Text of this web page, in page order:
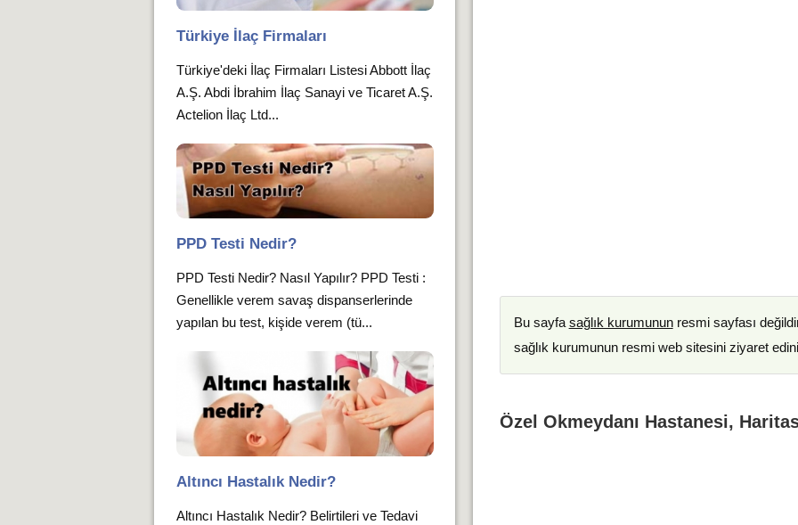
Bu sayfa sağlık kurumununresmi sayfası
sağlık kurumunun resmi web sitesini ziyaret
Özel Okmeydanı Hastanesi,
Türkiye İlaç Firmaları
Türkiye'deki İlaç Firmaları Listesi Abbott İlaç
A.Ş. Abdi İbrahim İlaç Sanayi ve Ticaret A.Ş.
Actelion İlaç Ltd...
PPD Testi Nedir?
PPD Testi Nedir? Nasıl Yapılır? PPD Testi :
Genellikle verem savaş dispanserlerinde
yapılan bu test, kişide verem (tü...
Altıncı Hastalık Nedir?
Altıncı Hastalık Nedir? Belirtileri ve Tedavi